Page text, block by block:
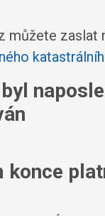
můžete zaslat
konce